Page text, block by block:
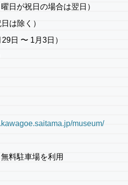
日が祝日の場合は翌日）
は除く）
日 〜 1月3日）
museum/
料駐車場を利用